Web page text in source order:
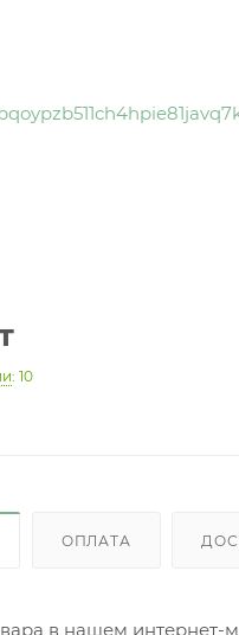
: 10
ОПЛАТА
в нашем интернет-